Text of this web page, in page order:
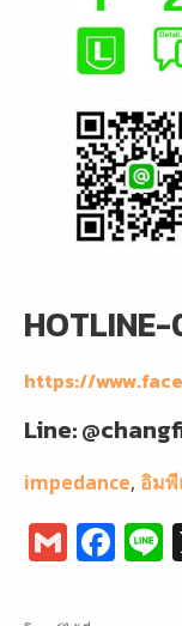
https://
Line:
impedance, อิม
G
m
F
a